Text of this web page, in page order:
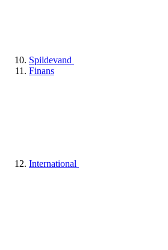
Spildevand
Finans
International